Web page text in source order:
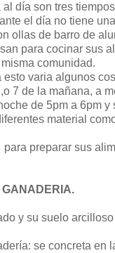
al día son tres
el día no tiene
ollas de barro de
para cocinar sus
comunidad.
esto varia algunos
7 de la mañana, a
de 5pm a 6pm y
material
preparar sus
y su suelo
se concreta en